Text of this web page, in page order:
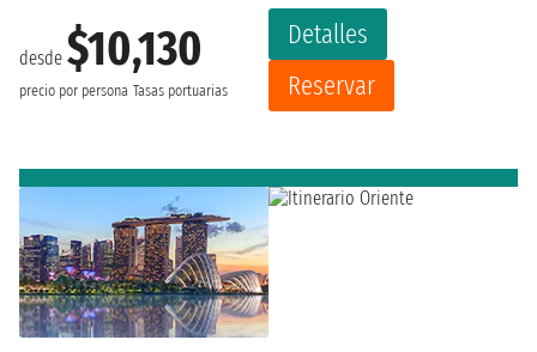
desde $10,130
precio por persona Tasas portuarias
Detalles
Reservar